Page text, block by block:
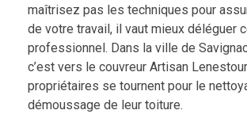
maîtrisez pas les techniques pour
de votre travail, il vaut mieux déléguer
professionnel. Dans la ville de
c’est vers le couvreur Artisan
propriétaires se tournent pour le
démoussage de leur toiture.